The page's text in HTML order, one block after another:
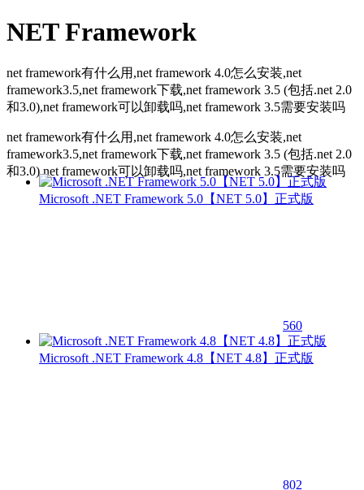
NET Framework
net framework有什么用,net framework 4.0怎么安装,net
framework3.5,net framework下载,net framework 3.5 (包括.net 2.0
和3.0),net framework可以卸载吗,net framework 3.5需要安装吗
net framework有什么用,net framework 4.0怎么安装,net
framework3.5,net framework下载,net framework 3.5 (包括.net 2.0
和3.0),net framework可以卸载吗,net framework 3.5需要安装吗
Microsoft .NET Framework 5.0【NET 5.0】正式版
560
Microsoft .NET Framework 4.8【NET 4.8】正式版
802